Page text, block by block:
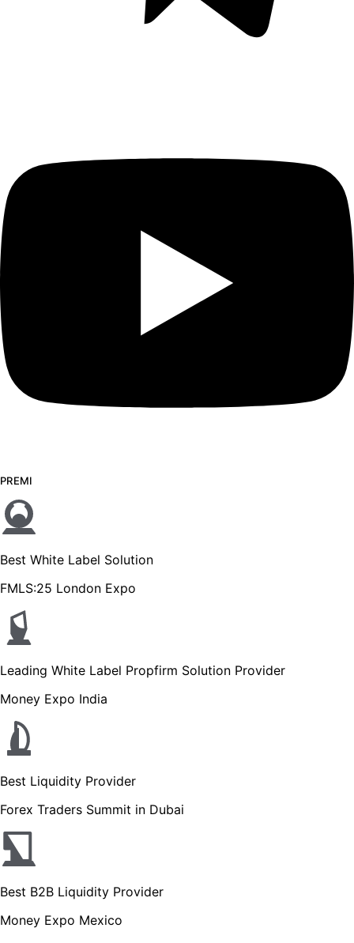
PREMI
Best White Label Solution
FMLS:25 London Expo
Leading White Label Propfirm Solution Provider
Money Expo India
Best Liquidity Provider
Forex Traders Summit in Dubai
Best B2B Liquidity Provider
Money Expo Mexico